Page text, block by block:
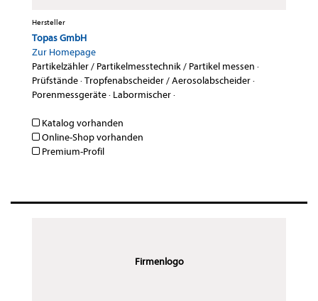
Hersteller
Topas GmbH
Zur Homepage
Partikelzähler / Partikelmesstechnik / Partikel messen ·
Prüfstände·Tropfenabscheider / Aerosolabscheider·
Porenmessgeräte· Labormischer·
Katalog vorhanden
Online-Shop vorhanden
Premium-Profil
Firmenlogo